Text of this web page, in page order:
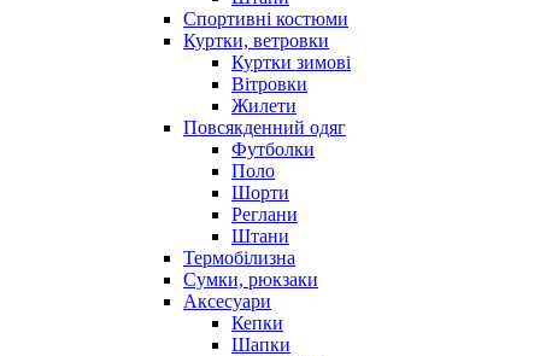
Спортивні костюми
Куртки, ветровки
Куртки зимові
Вітровки
Жилети
Повсякденний одяг
Футболки
Поло
Шорти
Реглани
Штани
Термобілизна
Сумки, рюкзаки
Аксесуари
Кепки
Шапки